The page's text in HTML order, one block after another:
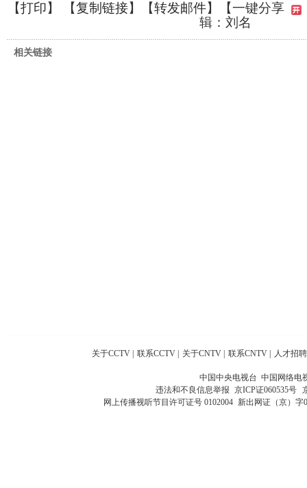
【打印】 【复制链接】【转发邮件】
【一键分享
辑：刘名
相关链接
关于CCTV | 联系CCTV | 关于CNTV | 联系CNTV | 人才招聘
中国中央电视台 中国网络电
违法和不良信息举报 京ICP证060535号
网上传播视听节目许可证号 0102004 新出网证（京）